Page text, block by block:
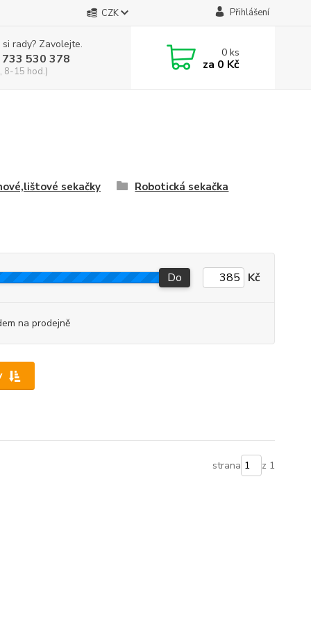
CZK Přihlášení
rady? Zavolejte.
530 378
8-15 hod.)
0ks
za 0 Kč
sekačky Robotická sekačka
Do Kč
na prodejně
strana z 1